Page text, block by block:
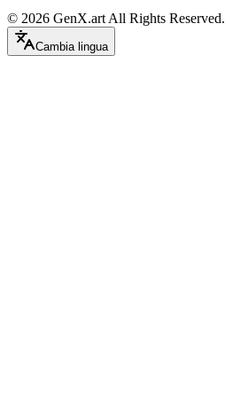
© 2026 GenX.art All Rights Reserved.
Cambia lingua